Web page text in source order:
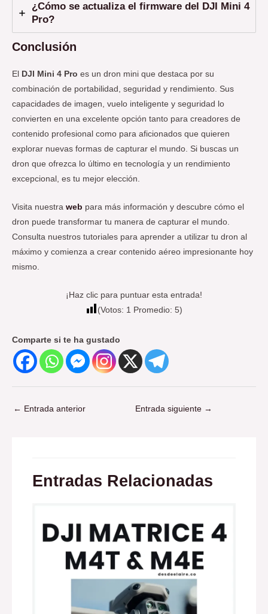
¿Cómo se actualiza el firmware del DJI Mini 4
Pro?
Conclusión
El DJI Mini 4 Pro es un dron mini que destaca por su
combinación de portabilidad, seguridad y rendimiento. Sus
capacidades de imagen, vuelo inteligente y seguridad lo
convierten en una excelente opción tanto para creadores de
contenido profesional como para aficionados que quieren
explorar nuevas formas de capturar el mundo. Si buscas un
dron que ofrezca lo último en tecnología y un rendimiento
excepcional, es tu mejor elección.
Visita nuestra web para más información y descubre cómo el
dron puede transformar tu manera de capturar el mundo.
Consulta nuestros tutoriales para aprender a utilizar tu dron al
máximo y comienza a crear contenido aéreo impresionante hoy
mismo.
¡Haz clic para puntuar esta entrada!
(Votos: 1 Promedio: 5)
Comparte si te ha gustado
← Entrada anterior Entrada siguiente →
Entradas Relacionadas